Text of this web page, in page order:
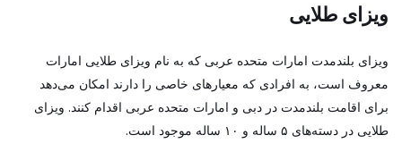
ویزای طلایی
ویزای بلندمدت امارات متحده عربی که به نام ویزای طلایی امارات
معروف است، به افرادی که معیارهای خاصی را دارند امکان می‌دهد
برای اقامت بلندمدت در دبی و امارات متحده عربی اقدام کنند. ویزای
طلایی در دسته‌های ۵ ساله و ۱۰ ساله موجود است.